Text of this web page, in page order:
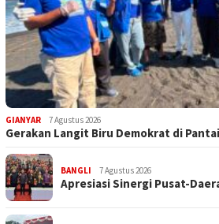
GIANYAR 7 Agustus 2026
Gerakan Langit Biru Demokrat di
BANGLI 7 Agustus 2026
Apresiasi Sinergi Pusat-